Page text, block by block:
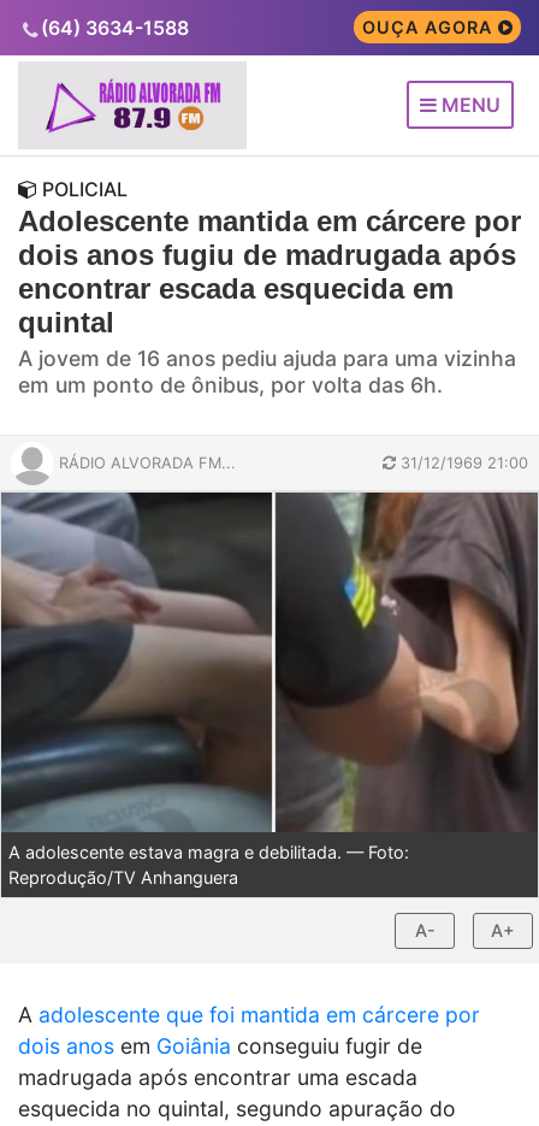
(64) 3634-1588 OUÇA AGORA
MENU
POLICIAL
Adolescente mantida em cárcere por
dois anos fugiu de madrugada após
encontrar escada esquecida em
quintal
A jovem de 16 anos pediu ajuda para uma vizinha
em um ponto de ônibus, por volta das 6h.
RÁDIO ALVORADA FM... 31/12/1969 21:00
A adolescente estava magra e debilitada. — Foto:
Reprodução/TV Anhanguera
A- A+
A adolescente que foi mantida em cárcere por
dois anos em Goiânia conseguiu fugir de
madrugada após encontrar uma escada
esquecida no quintal, segundo apuração do